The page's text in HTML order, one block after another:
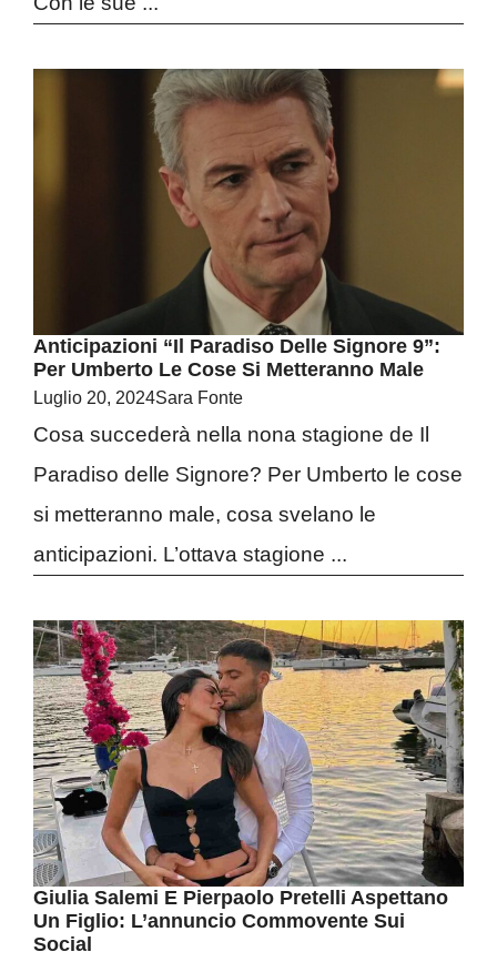
Anticipazioni “Il Paradiso Delle Signore 9”:
Per Umberto Le Cose Si Metteranno Male
Luglio 20, 2024Sara Fonte
Cosa succederà nella nona stagione de Il
Paradiso delle Signore? Per Umberto le cose
si metteranno male, cosa svelano le
anticipazioni. L’ottava stagione ...
Giulia Salemi E Pierpaolo Pretelli Aspettano
Un Figlio: L’annuncio Commovente Sui
Social